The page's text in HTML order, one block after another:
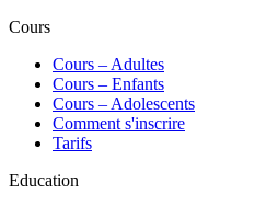
Cours
Сours – Adultes
Cours – Enfants
Cours – Adolescents
Comment s'inscrire
Tarifs
Education